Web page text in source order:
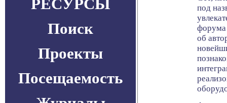
РЕСУРСЫ
Поиск
Проекты
Посещаемость
под
об